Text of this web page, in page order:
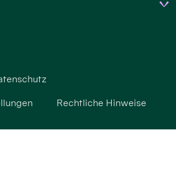
Rechtliche Hinweise